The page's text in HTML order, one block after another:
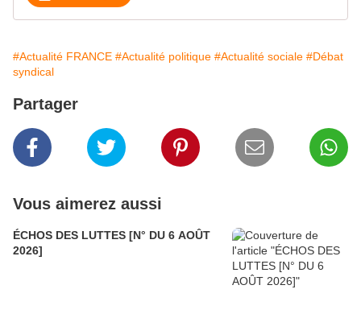
#Actualité FRANCE #Actualité politique #Actualité sociale #Débat
syndical
Partager
Vous aimerez aussi
ÉCHOS DES LUTTES [N° DU 6 AOÛT
2026]